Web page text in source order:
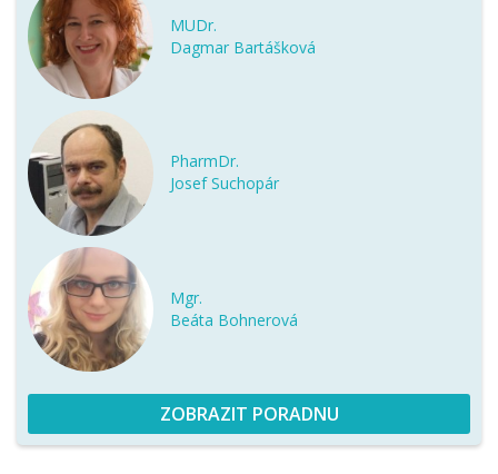
MUDr.
Dagmar Bartášková
PharmDr.
Josef Suchopár
Mgr.
Beáta Bohnerová
ZOBRAZIT PORADNU